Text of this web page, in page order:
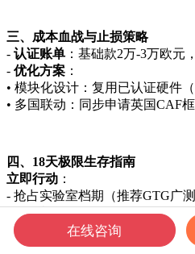
三、成本血战与止损策略
- 认证账单 ：基础款2万-3万欧元
- 优化方案 ：
• 模块化设计：复用已认证硬件
• 多国联动：同步申请英国CAF
四、18天极限生存指南
立即行动 ：
- 抢占实验室档期（推荐GTG广
- 软件紧急整改：
• 禁用默认密码，启用LE Secure
• 集成开源加密库（如mbed TLS
在线咨询